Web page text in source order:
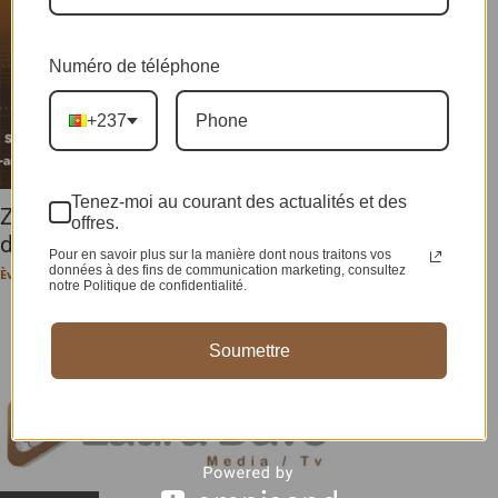
ZOOM: Simone Biles ou l’histoire d’une rejetée
devenue l’Afro-américaine la plus...
Ève-Pérec N. BEHALAL - 6 août 2024
Numéro de téléphone
+237
Tenez-moi au courant des actualités et des
offres.
Pour en savoir plus sur la manière dont nous traitons vos
données à des fins de communication marketing, consultez
notre Politique de confidentialité.
Soumettre